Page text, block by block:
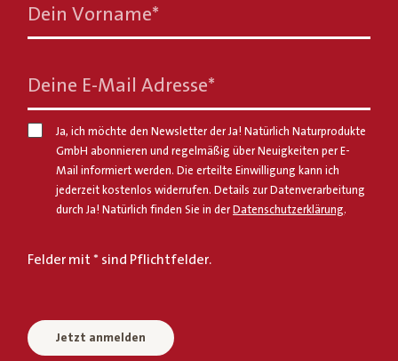
Dein Vorname*
Deine E-Mail Adresse*
Ja, ich möchte den Newsletter der Ja! Natürlich Naturprodukte
GmbH abonnieren und regelmäßig über Neuigkeiten per E-
Mail informiert werden. Die erteilte Einwilligung kann ich
jederzeit kostenlos widerrufen. Details zur Datenverarbeitung
durch Ja! Natürlich finden Sie in der Datenschutzerklärung.
Felder mit * sind Pflichtfelder.
Jetzt anmelden